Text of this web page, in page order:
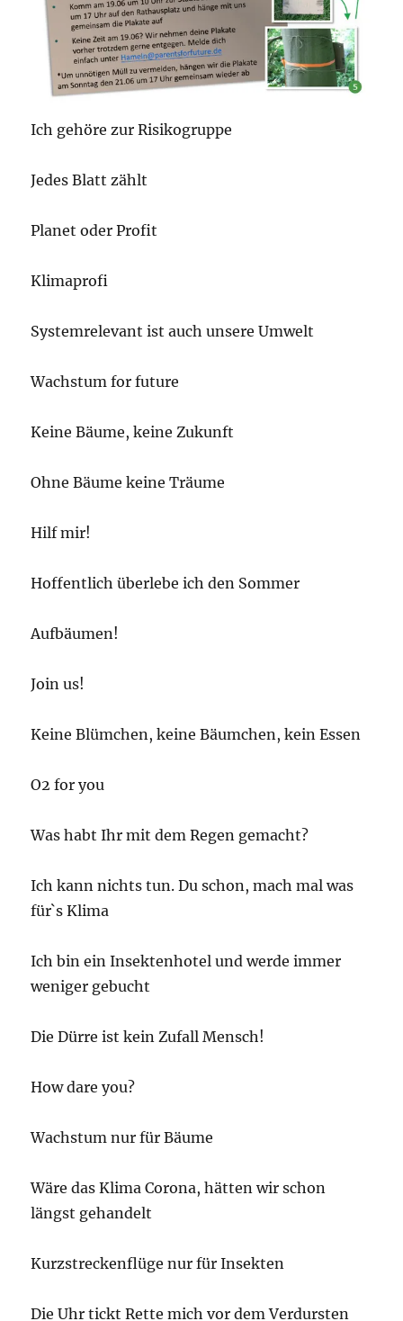
Ich gehöre zur Risikogruppe
Jedes Blatt zählt
Planet oder Profit
Klimaprofi
Systemrelevant ist auch unsere Umwelt
Wachstum for future
Keine Bäume, keine Zukunft
Ohne Bäume keine Träume
Hilf mir!
Hoffentlich überlebe ich den Sommer
Aufbäumen!
Join us!
Keine Blümchen, keine Bäumchen, kein Essen
O2 for you
Was habt Ihr mit dem Regen gemacht?
Ich kann nichts tun. Du schon, mach mal was
für`s Klima
Ich bin ein Insektenhotel und werde immer
weniger gebucht
Die Dürre ist kein Zufall Mensch!
How dare you?
Wachstum nur für Bäume
Wäre das Klima Corona, hätten wir schon
längst gehandelt
Kurzstreckenflüge nur für Insekten
Die Uhr tickt Rette mich vor dem Verdursten